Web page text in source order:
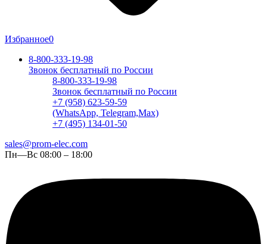
Избранное0
8-800-333-19-98
Звонок бесплатный по России
8-800-333-19-98
Звонок бесплатный по России
+7 (958) 623-59-59
(WhatsApp, Telegram,Max)
+7 (495) 134-01-50
sales@prom-elec.com
Пн—Вс 08:00 – 18:00